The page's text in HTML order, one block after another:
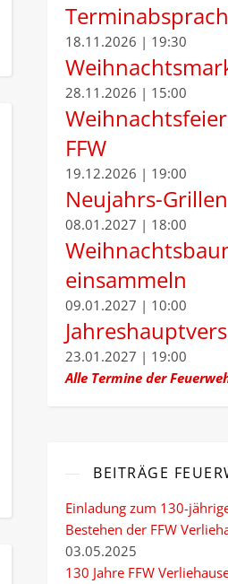
18.11.2026 | 19:30
28.11.2026 | 15:00
FFW
19.12.2026 | 19:00
Neujahrs-Grillen
08.01.2027 | 18:00
einsammeln
09.01.2027 | 10:00
23.01.2027 | 19:00
Alle Termine der
BEITRÄGE
Einladung zum 130-
Bestehen der FFW
03.05.2025
130 Jahre FFW